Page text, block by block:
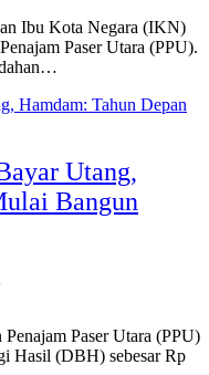
Ibu Kota Negara (IKN)
Paser Utara (PPU).
Utang,
Bangun
Paser Utara (PPU)
Hasil (DBH) sebesar Rp